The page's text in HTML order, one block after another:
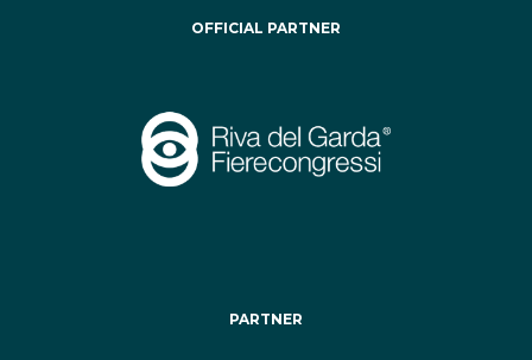
OFFICIAL PARTNER
PARTNER